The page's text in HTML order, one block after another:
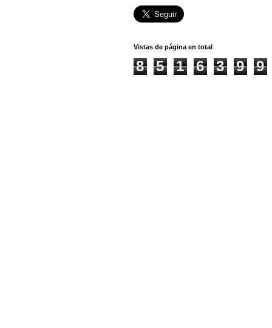
Vistas de página en total
8 5 1 6 3 9 9